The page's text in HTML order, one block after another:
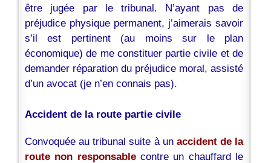
être jugée par le tribunal. N’ayant pas de
préjudice physique permanent, j’aimerais savoir
s’il est pertinent (au moins sur le plan
économique) de me constituer partie civile et de
demander réparation du préjudice moral, assisté
d’un avocat (je n’en connais pas).
Accident de la route partie civile
Convoquée au tribunal suite à un accident de la
route non responsable contre un chauffard le